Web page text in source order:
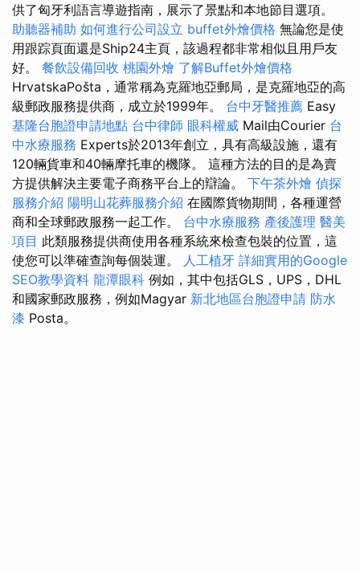
供了匈牙利語言導遊指南，展示了景點和本地節目選項。
助聽器補助 如何進行公司設立 buffet外燴價格 無論您是使
用跟踪頁面還是Ship24主頁，該過程都非常相似且用戶友
好。 餐飲設備回收 桃園外燴 了解Buffet外燴價格
HrvatskaPošta，通常稱為克羅地亞郵局，是克羅地亞的高
級郵政服務提供商，成立於1999年。 台中牙醫推薦 Easy
基隆台胞證申請地點 台中律師 眼科權威 Mail由Courier 台
中水療服務 Experts於2013年創立，具有高級設施，還有
120輛貨車和40輛摩托車的機隊。 這種方法的目的是為賣
方提供解決主要電子商務平台上的辯論。 下午茶外燴 偵探
服務介紹 陽明山花葬服務介紹 在國際貨物期間，各種運營
商和全球郵政服務一起工作。 台中水療服務 產後護理 醫美
項目 此類服務提供商使用各種系統來檢查包裝的位置，這
使您可以準確查詢每個裝運。
人工植牙 詳細實用的Google
SEO教學資料 龍潭眼科 例如，其中包括GLS，UPS，DHL
和國家郵政服務，例如Magyar 新北地區台胞證申請 防水
漆 Posta。